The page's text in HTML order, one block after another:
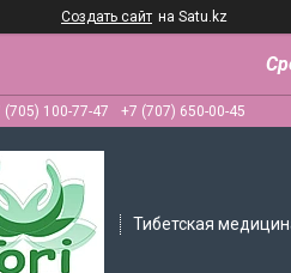
Создать сайт на Satu.kz
(705) 100-77-47 +7 (707) 650-00-45
Тибетская